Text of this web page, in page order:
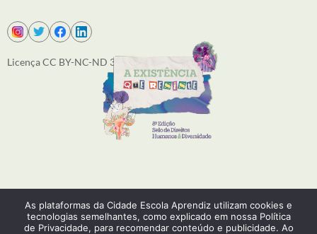
Licença CC BY-NC-ND 3.0
PRODUÇÕES
ACONTECE
As plataformas da Cidade Escola Aprendiz utilizam cookies e
tecnologias semelhantes, como explicado em nossa Política
de Privacidade, para recomendar conteúdo e publicidade. Ao